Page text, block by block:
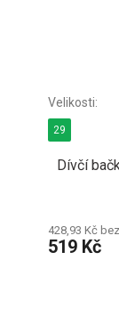
Dívčí
428,93 Kč
519 Kč
29